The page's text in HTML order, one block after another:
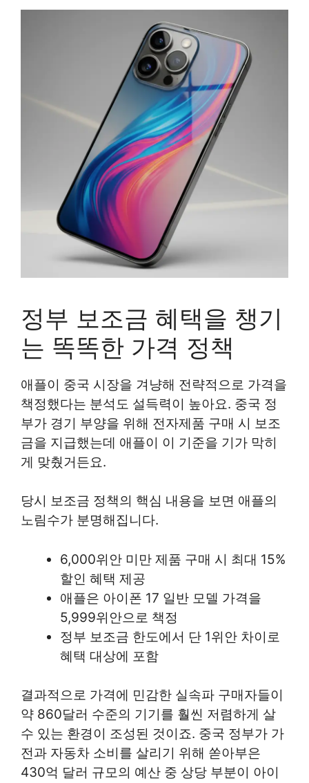
정부 보조금 혜택을 챙기
는 똑똑한 가격 정책
애플이 중국 시장을 겨냥해 전략적으로 가격을
책정했다는 분석도 설득력이 높아요. 중국 정
부가 경기 부양을 위해 전자제품 구매 시 보조
금을 지급했는데 애플이 이 기준을 기가 막히
게 맞췄거든요.
당시 보조금 정책의 핵심 내용을 보면 애플의
노림수가 분명해집니다.
6,000위안 미만 제품 구매 시 최대 15%
할인 혜택 제공
애플은 아이폰 17 일반 모델 가격을
5,999위안으로 책정
정부 보조금 한도에서 단 1위안 차이로
혜택 대상에 포함
결과적으로 가격에 민감한 실속파 구매자들이
약 860달러 수준의 기기를 훨씬 저렴하게 살
수 있는 환경이 조성된 것이죠. 중국 정부가 가
전과 자동차 소비를 살리기 위해 쏟아부은
430억 달러 규모의 예산 중 상당 부분이 아이